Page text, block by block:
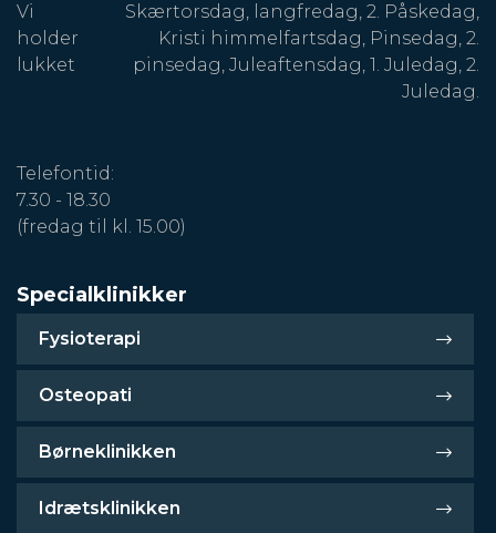
Vi
holder
lukket
Skærtorsdag, langfredag, 2. Påskedag,
Kristi himmelfartsdag, Pinsedag, 2.
pinsedag, Juleaftensdag, 1. Juledag, 2.
Juledag.
Telefontid:
7.30 - 18.30
(fredag til kl. 15.00)
Specialklinikker
Fysioterapi
Osteopati
Børneklinikken
Idrætsklinikken